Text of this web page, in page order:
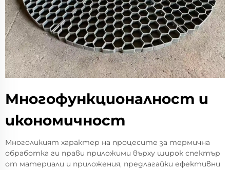
Многофункционалност и
икономичност
Многоликият характер на процесите за термична
обработка ги прави приложими върху широк спектър
от материали и приложения, предлагайки ефективни